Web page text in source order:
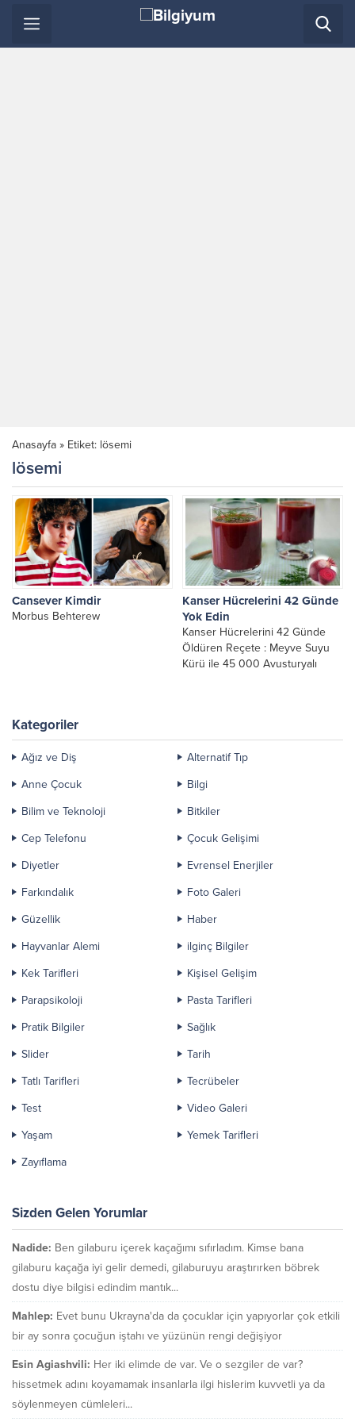
Anasayfa » Etiket: lösemi
lösemi
Cansever Kimdir
Morbus Behterew
Kanser Hücrelerini 42 Günde
Yok Edin
Kanser Hücrelerini 42 Günde
Öldüren Reçete : Meyve Suyu
Kürü ile 45 000 Avusturyalı
Kategoriler
Ağız ve Diş
Alternatif Tıp
Anne Çocuk
Bilgi
Bilim ve Teknoloji
Bitkiler
Cep Telefonu
Çocuk Gelişimi
Diyetler
Evrensel Enerjiler
Farkındalık
Foto Galeri
Güzellik
Haber
Hayvanlar Alemi
ilginç Bilgiler
Kek Tarifleri
Kişisel Gelişim
Parapsikoloji
Pasta Tarifleri
Pratik Bilgiler
Sağlık
Slider
Tarih
Tatlı Tarifleri
Tecrübeler
Test
Video Galeri
Yaşam
Yemek Tarifleri
Zayıflama
Sizden Gelen Yorumlar
Nadide: Ben gilaburu içerek kaçağımı sıfırladım. Kimse bana
gilaburu kaçağa iyi gelir demedi, gilaburuyu araştırırken böbrek
dostu diye bilgisi edindim mantık...
Mahlep: Evet bunu Ukrayna'da da çocuklar için yapıyorlar çok etkili
bir ay sonra çocuğun iştahı ve yüzünün rengi değişiyor
Esin Agiashvili: Her iki elimde de var. Ve o sezgiler de var?
hissetmek adını koyamamak insanlarla ilgi hislerim kuvvetli ya da
söylenmeyen cümleleri...